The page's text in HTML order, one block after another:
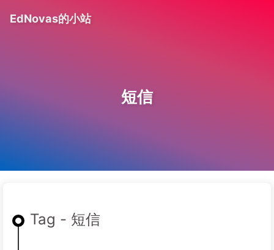
EdNovas的小站
短信
Tag - 短信